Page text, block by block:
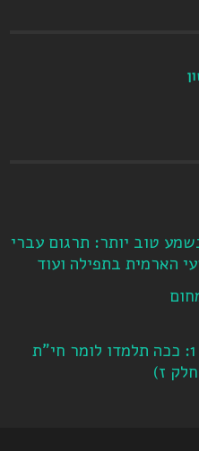
טוב יותר: תרגום עברי
הארמית בתפילה ועוד
שיעור פרטי 1: ככה תלמדו לומר חי"ת
ז‏)